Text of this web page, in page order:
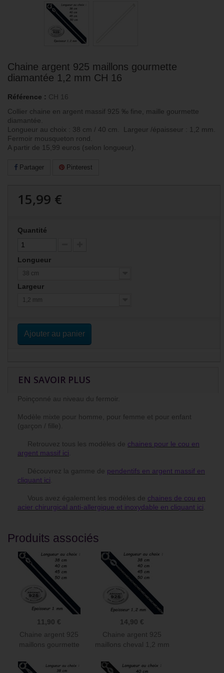
Chaine argent 925 maillons gourmette
diamantée 1,2 mm CH 16
Référence : CH 16
Collier chaine en argent massif 925 ‰ fine , maille gourmette
diamantée.
Longueur au choix : 38 cm / 40 cm. Largeur /épaisseur : 1,2 mm.
Fermoir mousqueton rond.
A partir de 15,99 euros (selon longueur).
Partager Pinterest
15,99 €
Quantité
Longueur
38 cm
Largeur
1,2 mm
Ajouter au panier
EN SAVOIR PLUS
Poinçonné au niveau du fermoir.
Modèle mixte pour homme, pour femme et pour enfant
(garçon / fille).
Retrouvez tous les modèles de chaines pour le cou en
argent massif ici
Découvrez la gamme de pendentifs en argent massif en
cliquant ici
Vous avez également les modèles de chaines de cou en
acier chirurgical anti-allergique et inoxydable en cliquant ici
Produits associés
11,90 €
Chaine argent 925
maillons gourmette
14,90 €
Chaine argent 925
maillons cheval 1,2 mm